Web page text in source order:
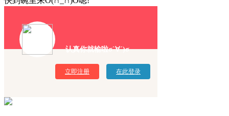
认真你就输啦σ`∀´)σ
立即注册 在此登录